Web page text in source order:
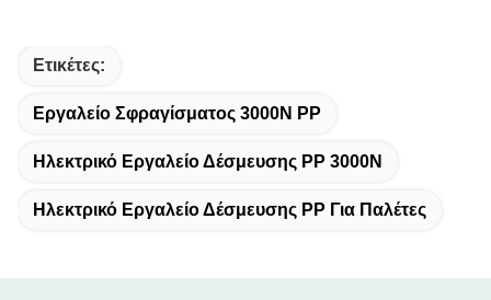
Ετικέτες:
Εργαλείο Σφραγίσματος 3000N PP
Ηλεκτρικό Εργαλείο Δέσμευσης PP 3000N
Ηλεκτρικό Εργαλείο Δέσμευσης PP Για Παλέτες